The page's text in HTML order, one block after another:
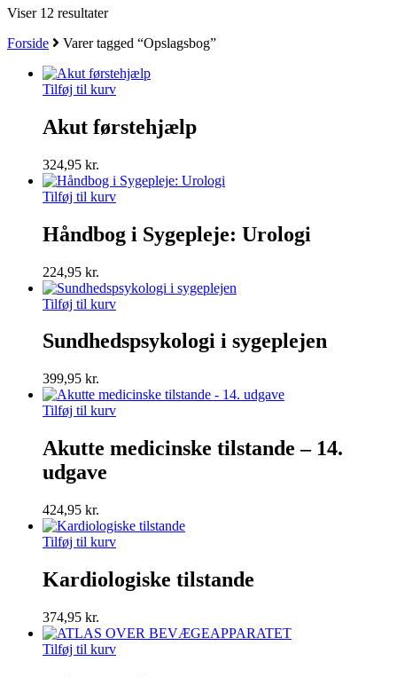
Viser 12 resultater
Forside
Varer tagged “Opslagsbog”
Tilføj til kurv
Akut førstehjælp
324,95 kr.
Tilføj til kurv
Håndbog i Sygepleje: Urologi
224,95 kr.
Tilføj til kurv
Sundhedspsykologi i sygeplejen
399,95 kr.
Tilføj til kurv
Akutte medicinske tilstande – 14.
udgave
424,95 kr.
Tilføj til kurv
Kardiologiske tilstande
374,95 kr.
Tilføj til kurv